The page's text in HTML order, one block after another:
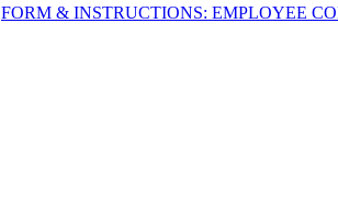
FORM & INSTRUCTIONS: EMPLOYEE